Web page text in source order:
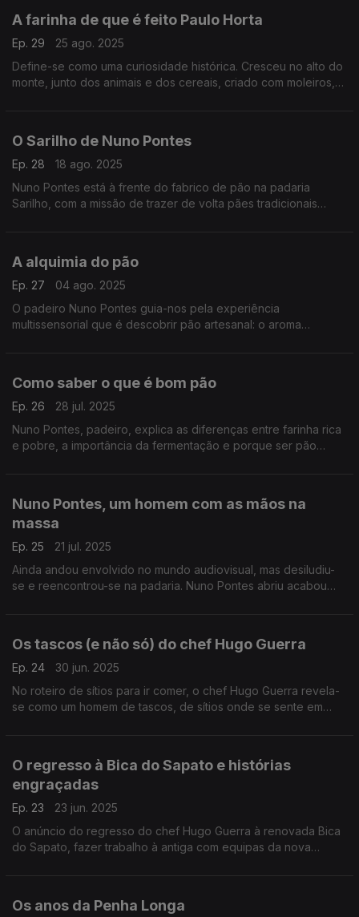
A farinha de que é feito Paulo Horta
Ep. 29
25 ago. 2025
Define-se como uma curiosidade histórica. Cresceu no alto do
monte, junto dos animais e dos cereais, criado com moleiros,
O Sarilho de Nuno Pontes
Ep. 28
18 ago. 2025
Nuno Pontes está à frente do fabrico de pão na padaria
Sarilho, com a missão de trazer de volta pães tradicionais
A alquimia do pão
Ep. 27
04 ago. 2025
O padeiro Nuno Pontes guia-nos pela experiência
multissensorial que é descobrir pão artesanal: o aroma
Como saber o que é bom pão
Ep. 26
28 jul. 2025
Nuno Pontes, padeiro, explica as diferenças entre farinha rica
e pobre, a importância da fermentação e porque ser pão
Nuno Pontes, um homem com as mãos na
massa
Ep. 25
21 jul. 2025
Ainda andou envolvido no mundo audiovisual, mas desiludiu-
se e reencontrou-se na padaria. Nuno Pontes abriu acabou
Os tascos (e não só) do chef Hugo Guerra
Ep. 24
30 jun. 2025
No roteiro de sítios para ir comer, o chef Hugo Guerra revela-
se como um homem de tascos, de sítios onde se sente em
O regresso à Bica do Sapato e histórias
engraçadas
Ep. 23
23 jun. 2025
O anúncio do regresso do chef Hugo Guerra à renovada Bica
do Sapato, fazer trabalho à antiga com equipas da nova
Os anos da Penha Longa